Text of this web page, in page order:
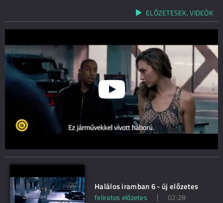
ELŐZETESEK, VIDEÓK
Halálos iramban 6 - új előzetes
feliratos előzetes 02:28